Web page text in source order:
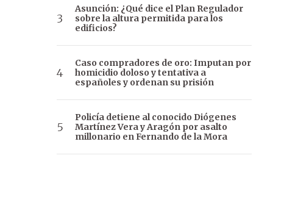
Asunción: ¿Qué dice el Plan Regulador
sobre la altura permitida para los
edificios?
Caso compradores de oro: Imputan por
homicidio doloso y tentativa a
españoles y ordenan su prisión
Policía detiene al conocido Diógenes
Martínez Vera y Aragón por asalto
millonario en Fernando de la Mora